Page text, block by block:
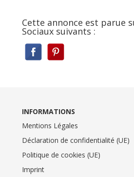
Cette annonce est parue
Sociaux suivants :
INFORMATIONS
Mentions Légales
Déclaration de confidentialité (UE)
Politique de cookies (UE)
Imprint